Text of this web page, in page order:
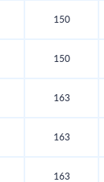
150
150
163
163
163